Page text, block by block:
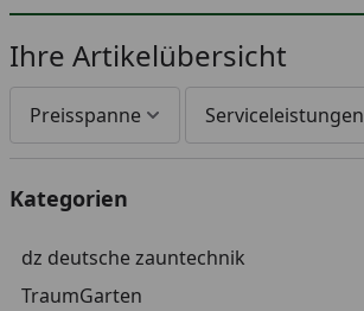
Ihre Artikelübersicht
Preisspanne Serviceleistungen
Kategorien
dz deutsche zauntechnik
TraumGarten